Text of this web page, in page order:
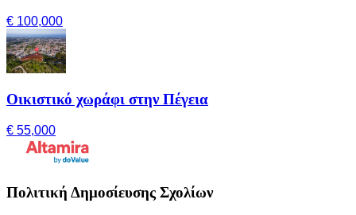
€ 100,000
Οικιστικό χωράφι στην Πέγεια
€ 55,000
Πολιτική Δημοσίευσης Σχολίων